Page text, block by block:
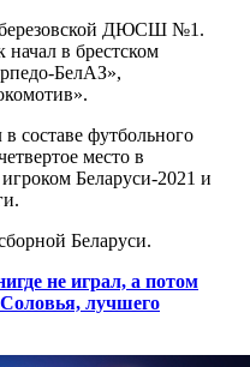
березовской ДЮСШ №1.
в брестском
БелАЗ»,
составе футбольного
место в
Беларуси-2021 и
Беларуси.
не играл, а потом
лучшего